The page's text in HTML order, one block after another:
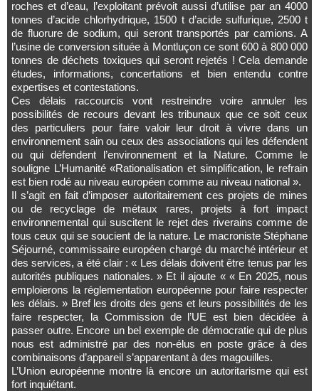
roches et d’eau, l’exploitant prévoit aussi d’utilise par an 4000
tonnes d’acide chlorhydrique, 1500 t d’acide sulfurique, 2500 t
de fluorure de sodium, qui seront transportés par camions. A
l’usine de conversion située à Montluçon ce sont 600 à 800 000
tonnes de déchets toxiques qui seront rejetés ! Cela demande
études, informations, concertations et bien entendu contre
expertises et contestations.
Ces délais raccourcis vont restreindre voire annuler les
possibilités de recours devant les tribunaux que ce soit ceux
des particuliers pour faire valoir leur droit à vivre dans un
environnement sain ou ceux des associations qui les défendent
ou qui défendent l’environnement et la Nature. Comme le
souligne L’Humanité «Rationalisation et simplification, le refrain
est bien rodé au niveau européen comme au niveau national ».
Il s’agit en fait d’imposer autoritairement ces projets de mines
ou de recyclage de métaux rares, projets à fort impact
environnemental qui suscitent le rejet des riverains comme de
tous ceux qui se soucient de la nature. Le macroniste Stéphane
Séjourné, commissaire européen chargé du marché intérieur et
des services, a été clair : « Les délais doivent être tenus par les
autorités publiques nationales. » Et il ajoute « « En 2025, nous
emploierons la réglementation européenne pour faire respecter
les délais. » Bref les droits des gens et leurs possibilités de les
faire respecter, la Commission de l’UE est bien décidée à
passer outre. Encore un bel exemple de démocratie qui de plus
nous est administré par des non-élus en poste grâce à des
combinaisons d’appareil s’apparentant à des magouilles.
L’Union européenne montre là encore un autoritarisme qui est
fort inquiétant.